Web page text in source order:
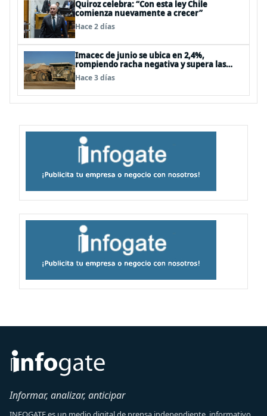
Quiroz celebra: “Con esta ley Chile
comienza nuevamente a crecer”
Hace 2 días
Imacec de junio se ubica en 2,4%,
rompiendo racha negativa y supera las
expectativas
Hace 3 días
Informar, analizar, anticipar